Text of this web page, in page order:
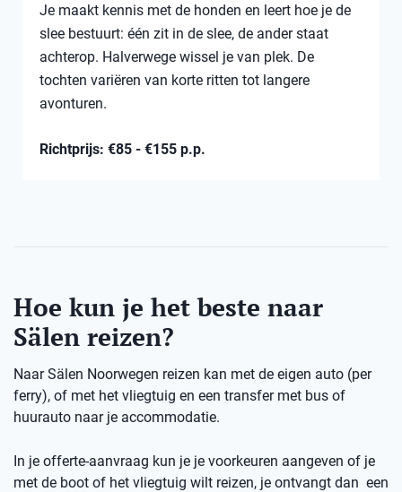
Je maakt kennis met de honden en leert hoe je de
slee bestuurt: één zit in de slee, de ander staat
achterop. Halverwege wissel je van plek. De
tochten variëren van korte ritten tot langere
avonturen.
Richtprijs: €85 - €155 p.p.
Hoe kun je het beste naar
Sälen reizen?
Naar Sälen Noorwegen reizen kan met de eigen auto (per
ferry), of met het vliegtuig en een transfer met bus of
huurauto naar je accommodatie.
In je offerte-aanvraag kun je je voorkeuren aangeven of je
met de boot of het vliegtuig wilt reizen, je ontvangt dan een